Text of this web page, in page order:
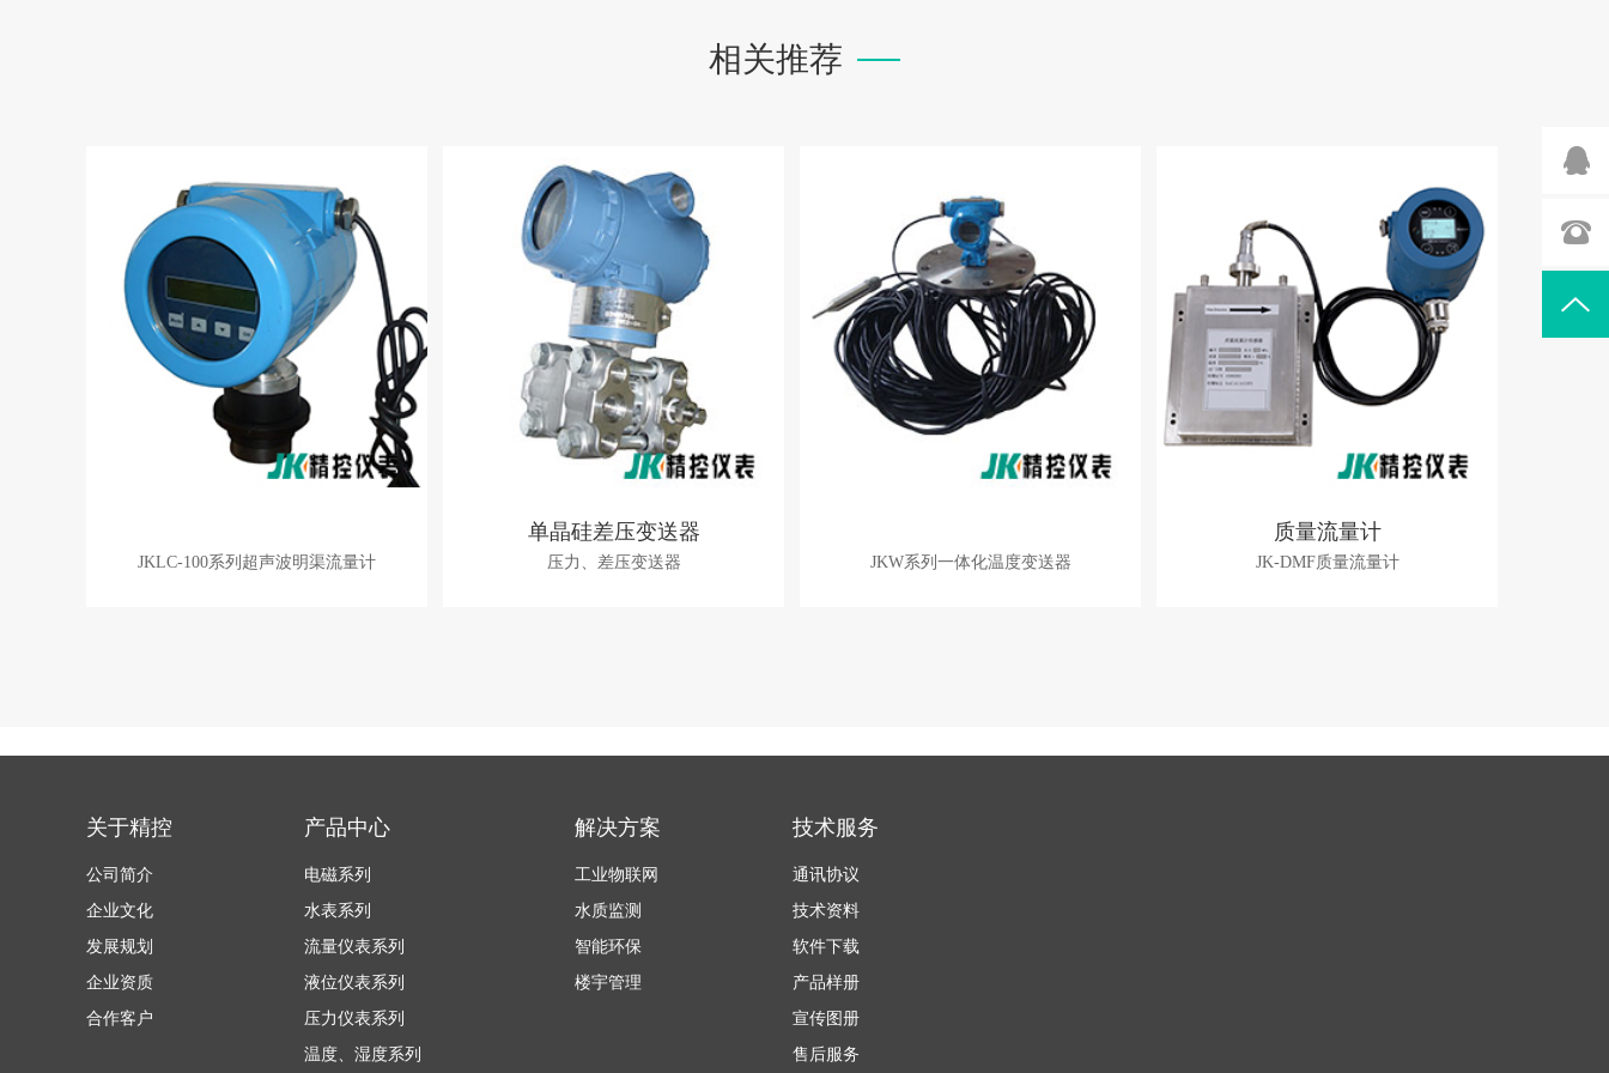
相关推荐
JKLC-100系列超声波明渠流量计
单晶硅差压变送器
压力、差压变送器 JKW系列一体化温度变送器
质量流量计
JK-DMF质量流量计
关于精控
公司简介
企业文化
发展规划
企业资质
合作客户
产品中心
电磁系列
水表系列
流量仪表系列
液位仪表系列
压力仪表系列
温度、湿度系列
解决方案
工业物联网
水质监测
智能环保
楼宇管理
技术服务
通讯协议
技术资料
软件下载
产品样册
宣传图册
售后服务